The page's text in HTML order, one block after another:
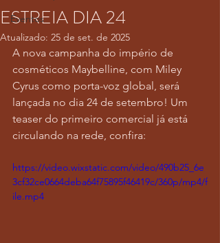
Eventos
ESTREIA DIA 24
Atualizado: 25 de set. de 2025
A nova campanha do império de
cosméticos Maybelline, com Miley
Cyrus como porta-voz global, será
lançada no dia 24 de setembro! Um
teaser do primeiro comercial já está
circulando na rede, confira:
https://video.wixstatic.com/video/490b25_6e
3cf32ce0664deba64f75895f46419c/360p/mp4/f
ile.mp4